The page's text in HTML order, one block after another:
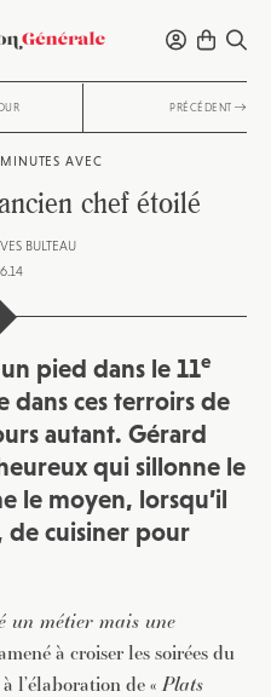
PRÉCÉDENT
AVEC
chef étoilé
BULTEAU
pied dans le 11e
dans ces terroirs de
autant. Gérard
qui sillonne le
le moyen, lorsqu’il
de cuisiner pour
un métier mais une
à croiser les soirées du
l’élaboration de «Plats